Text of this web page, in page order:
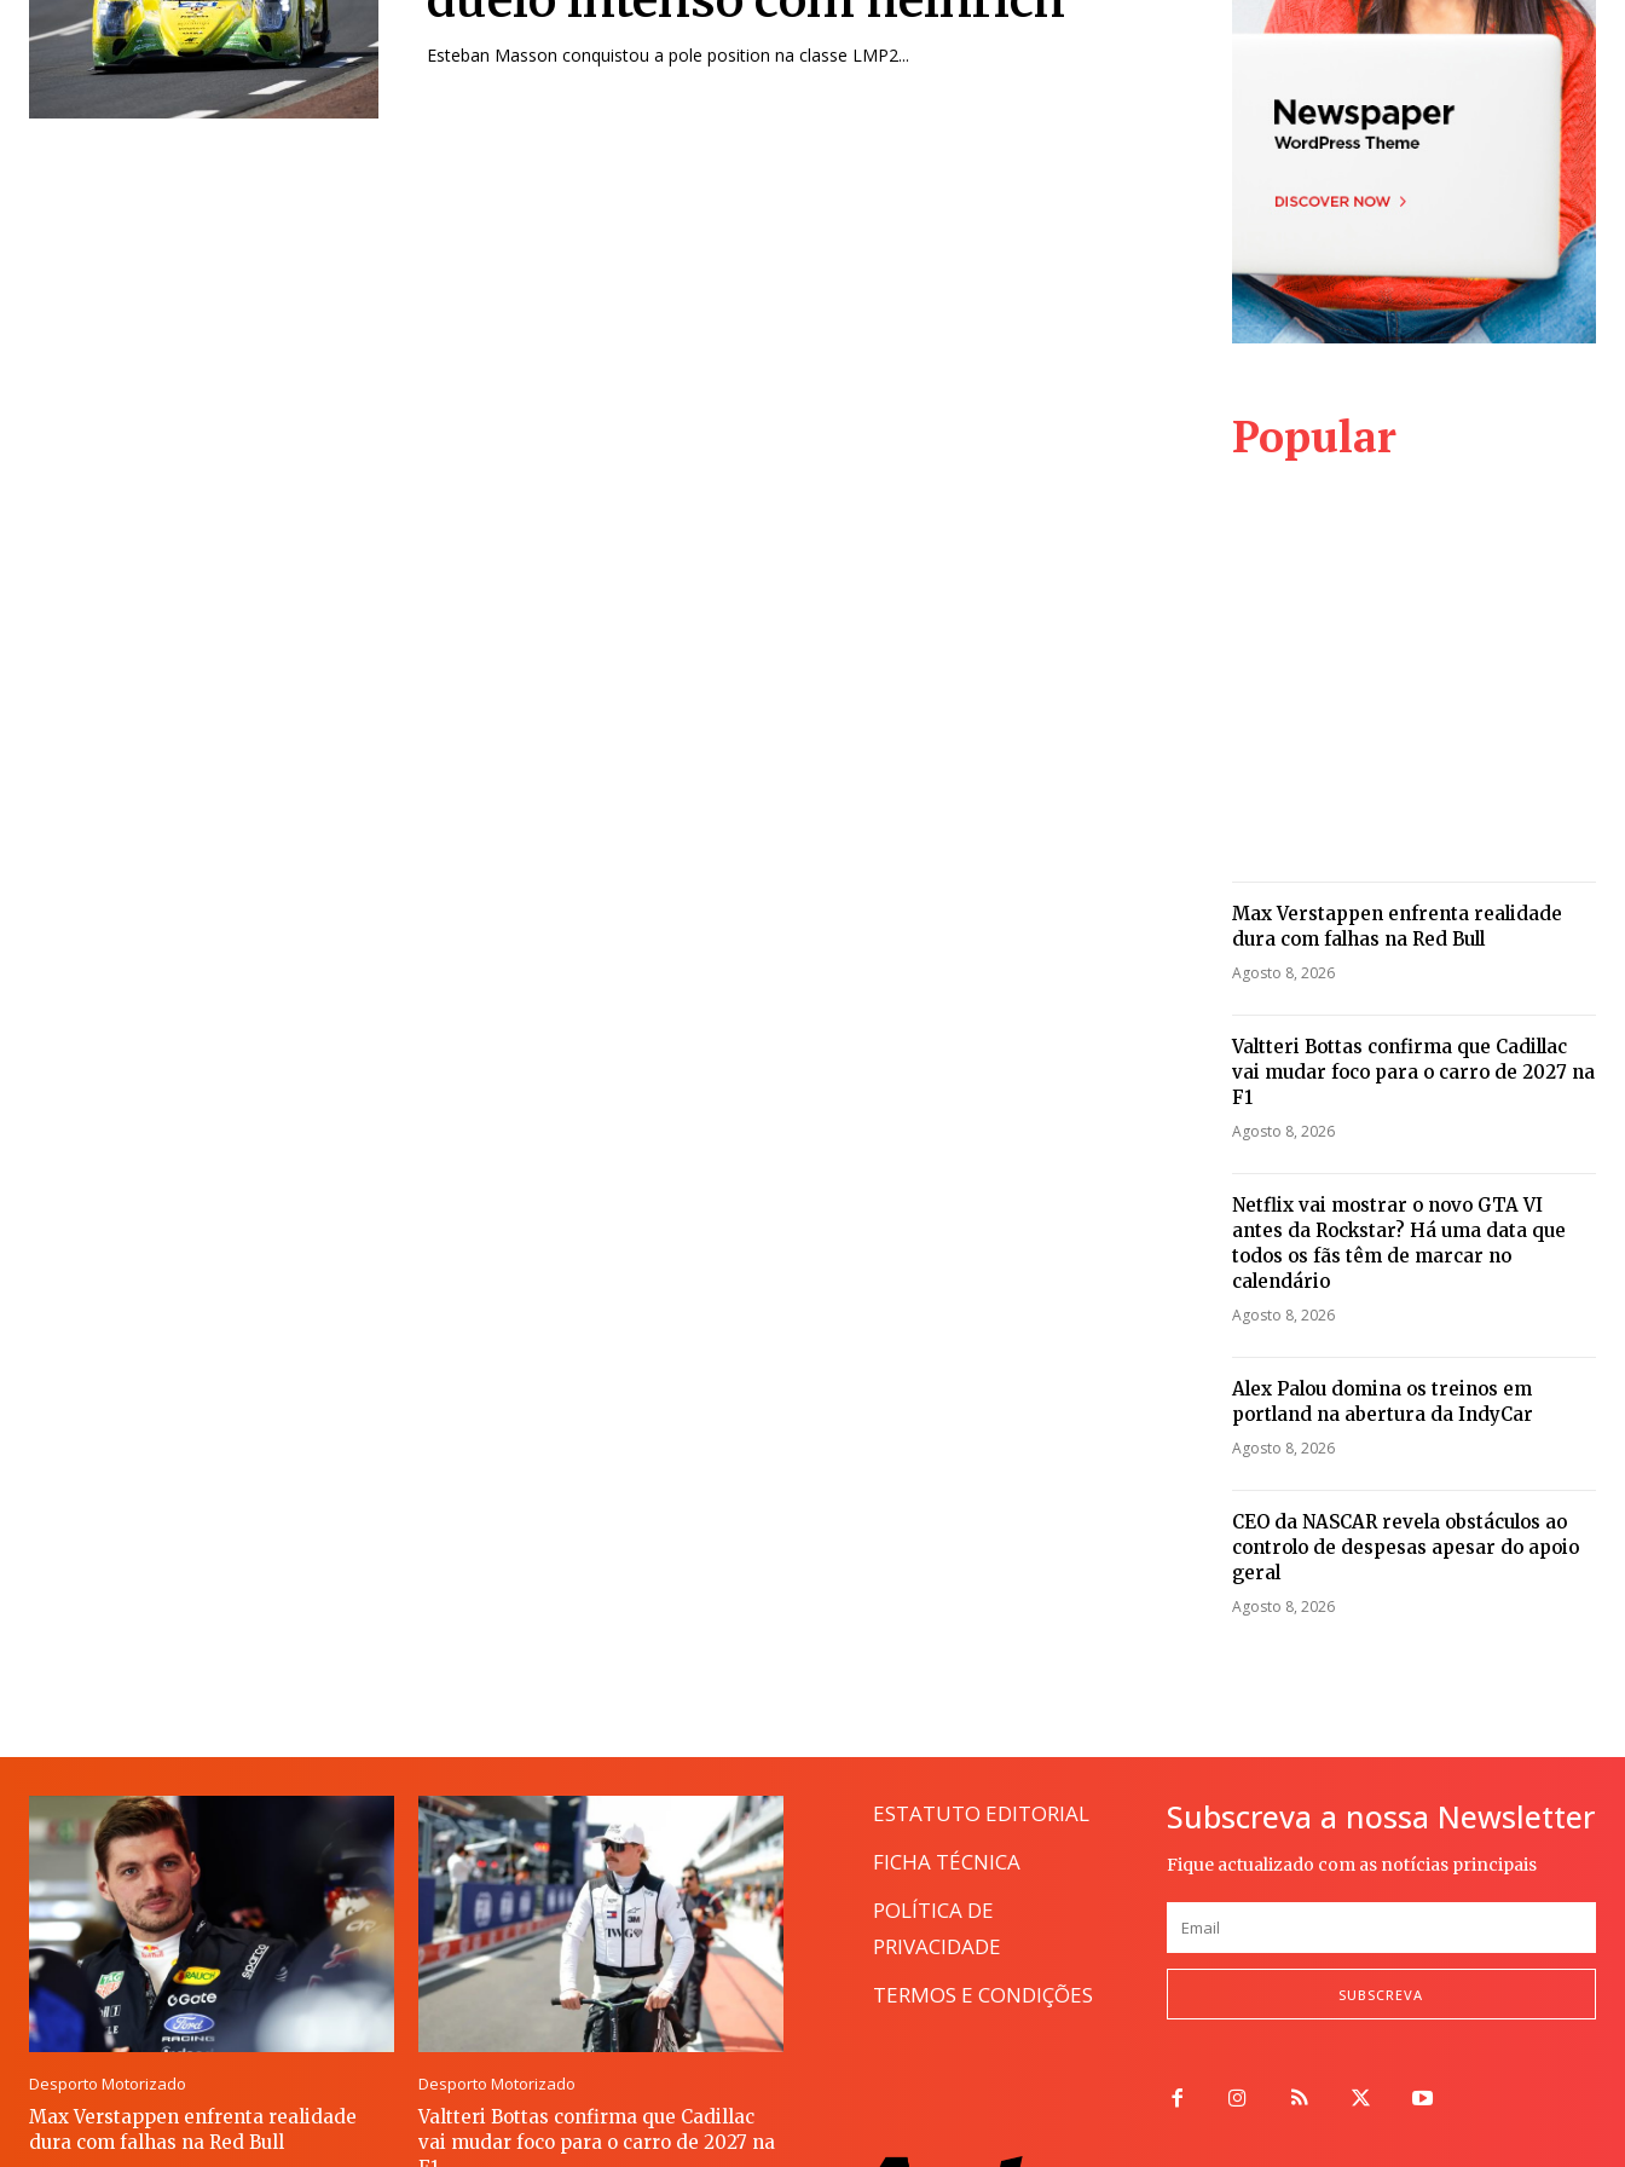
Esteban Masson conquistou a pole position na classe LMP2...
Popular
Max Verstappen enfrenta realidade
dura com falhas na Red Bull
Agosto 8, 2026
Valtteri Bottas confirma que Cadillac
vai mudar foco para o carro de 2027 na
F1
Agosto 8, 2026
Netflix vai mostrar o novo GTA VI
antes da Rockstar? Há uma data que
todos os fãs têm de marcar no
calendário
Agosto 8, 2026
Alex Palou domina os treinos em
portland na abertura da IndyCar
Agosto 8, 2026
CEO da NASCAR revela obstáculos ao
controlo de despesas apesar do apoio
geral
Agosto 8, 2026
Desporto Motorizado
Max Verstappen enfrenta realidade
dura com falhas na Red Bull
Desporto Motorizado
Valtteri Bottas confirma que Cadillac
vai mudar foco para o carro de 2027 na
ESTATUTO EDITORIAL
FICHA TÉCNICA
POLÍTICA DE
PRIVACIDADE
TERMOS E CONDIÇÕES
Subscreva a nossa Newsletter
Fique actualizado com as notícias principais
SUBSCREVA